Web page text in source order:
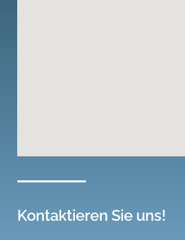
Kontaktieren Sie uns!